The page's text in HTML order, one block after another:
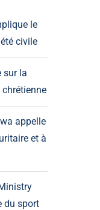
le
civile
sur la
appelle
et à
du sport